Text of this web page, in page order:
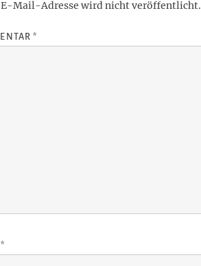
E-Mail-Adresse wird nicht veröffentlicht.
*
*